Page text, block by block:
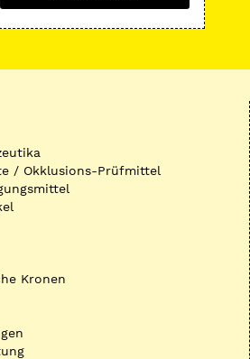
/ Okklusions-Prüfmittel
Kronen